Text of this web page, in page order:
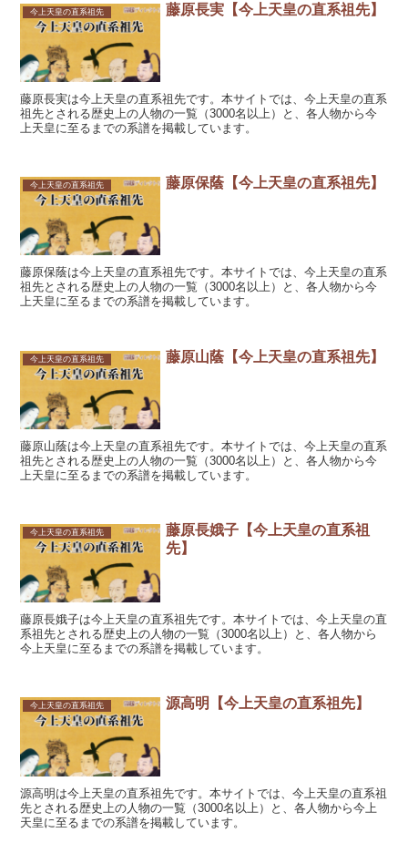
今上天皇の直系祖先 藤原長実【今上天皇の直系祖先】
藤原長実は今上天皇の直系祖先です。本サイトでは、今上天皇の直系
祖先とされる歴史上の人物の一覧（3000名以上）と、各人物から今
上天皇に至るまでの系譜を掲載しています。
今上天皇の直系祖先 藤原保蔭【今上天皇の直系祖先】
藤原保蔭は今上天皇の直系祖先です。本サイトでは、今上天皇の直系
祖先とされる歴史上の人物の一覧（3000名以上）と、各人物から今
上天皇に至るまでの系譜を掲載しています。
今上天皇の直系祖先 藤原山蔭【今上天皇の直系祖先】
藤原山蔭は今上天皇の直系祖先です。本サイトでは、今上天皇の直系
祖先とされる歴史上の人物の一覧（3000名以上）と、各人物から今
上天皇に至るまでの系譜を掲載しています。
今上天皇の直系祖先
藤原長娥子【今上天皇の直系祖
先】
藤原長娥子は今上天皇の直系祖先です。本サイトでは、今上天皇の直
系祖先とされる歴史上の人物の一覧（3000名以上）と、各人物から
今上天皇に至るまでの系譜を掲載しています。
今上天皇の直系祖先 源高明【今上天皇の直系祖先】
源高明は今上天皇の直系祖先です。本サイトでは、今上天皇の直系祖
先とされる歴史上の人物の一覧（3000名以上）と、各人物から今上
天皇に至るまでの系譜を掲載しています。